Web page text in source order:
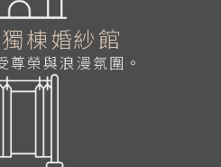
棟婚紗館
尊榮與浪漫氛圍。